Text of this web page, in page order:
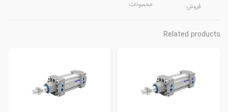
فروش
محصولات
Related products